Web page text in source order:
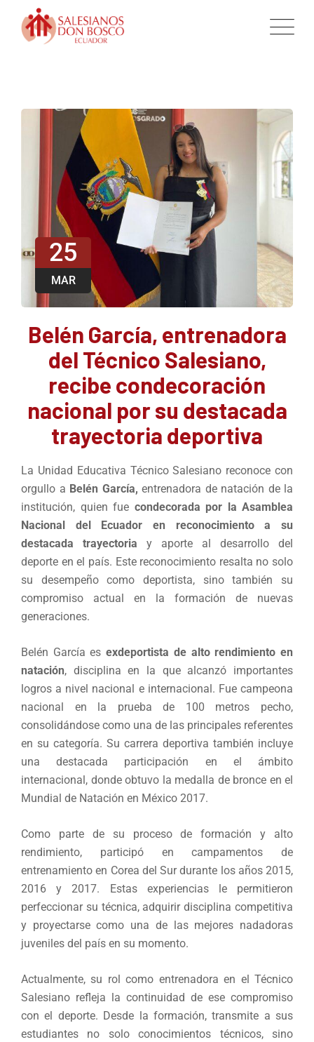
25
MAR
Belén García, entrenadora
del Técnico Salesiano,
recibe condecoración
nacional por su destacada
trayectoria deportiva
La Unidad Educativa Técnico Salesiano reconoce con
orgullo a Belén García, entrenadora de natación de la
institución, quien fue condecorada por la Asamblea
Nacional del Ecuador en reconocimiento a su
destacada trayectoria y aporte al desarrollo del
deporte en el país. Este reconocimiento resalta no solo
su desempeño como deportista, sino también su
compromiso actual en la formación de nuevas
generaciones.
Belén García esexdeportista de alto rendimiento en
natación, disciplina en la que alcanzó importantes
logros a nivel nacional e internacional. Fue campeona
nacional en la prueba de 100 metros pecho,
consolidándose como una de las principales referentes
en su categoría. Su carrera deportiva también incluye
una destacada participación en el ámbito
internacional, donde obtuvo la medalla de bronce en el
Mundial de Natación en México 2017.
Como parte de su proceso de formación y alto
rendimiento, participó en campamentos de
entrenamiento en Corea del Sur durante los años 2015,
2016 y 2017. Estas experiencias le permitieron
perfeccionar su técnica, adquirir disciplina competitiva
y proyectarse como una de las mejores nadadoras
juveniles del país en su momento.
Actualmente, su rol como entrenadora en el Técnico
Salesiano refleja la continuidad de ese compromiso
con el deporte. Desde la formación, transmite a sus
estudiantes no solo conocimientos técnicos, sino